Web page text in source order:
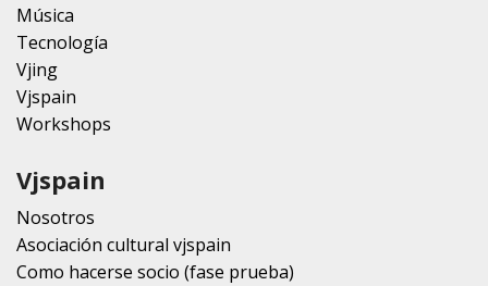
Música
Tecnología
Vjing
Vjspain
Workshops
Vjspain
Nosotros
Asociación cultural vjspain
Como hacerse socio (fase prueba)